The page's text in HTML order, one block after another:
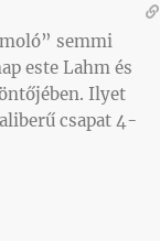
semmi
este Lahm és
Ilyet
csapat 4-